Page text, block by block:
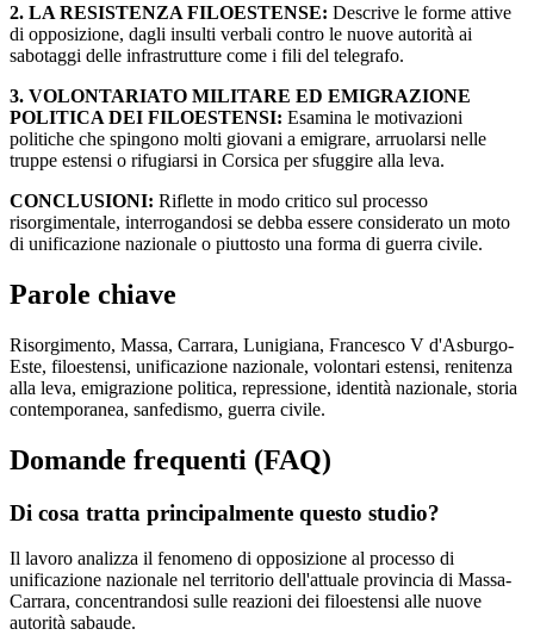
2. LA RESISTENZA FILOESTENSE: Descrive le forme attive
di opposizione, dagli insulti verbali contro le nuove autorità ai
sabotaggi delle infrastrutture come i fili del telegrafo.
3. VOLONTARIATO MILITARE ED EMIGRAZIONE
POLITICA DEI FILOESTENSI: Esamina le motivazioni
politiche che spingono molti giovani a emigrare, arruolarsi nelle
truppe estensi o rifugiarsi in Corsica per sfuggire alla leva.
CONCLUSIONI: Riflette in modo critico sul processo
risorgimentale, interrogandosi se debba essere considerato un moto
di unificazione nazionale o piuttosto una forma di guerra civile.
Parole chiave
Risorgimento, Massa, Carrara, Lunigiana, Francesco V d'Asburgo-
Este, filoestensi, unificazione nazionale, volontari estensi, renitenza
alla leva, emigrazione politica, repressione, identità nazionale, storia
contemporanea, sanfedismo, guerra civile.
Domande frequenti (FAQ)
Di cosa tratta principalmente questo studio?
Il lavoro analizza il fenomeno di opposizione al processo di
unificazione nazionale nel territorio dell'attuale provincia di Massa-
Carrara, concentrandosi sulle reazioni dei filoestensi alle nuove
autorità sabaude.